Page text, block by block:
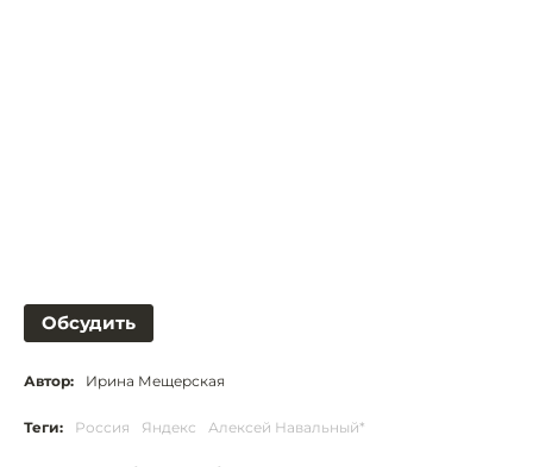
Обсудить
Автор: Ирина Мещерская
Теги: Россия Яндекс Алексей Навальный*